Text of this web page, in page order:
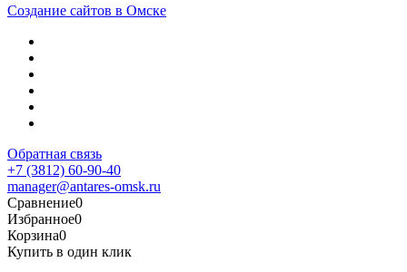
Создание сайтов в Омске
Обратная связь
+7 (3812) 60-90-40
manager@antares-omsk.ru
Сравнение0
Избранное0
Корзина0
Купить в один клик